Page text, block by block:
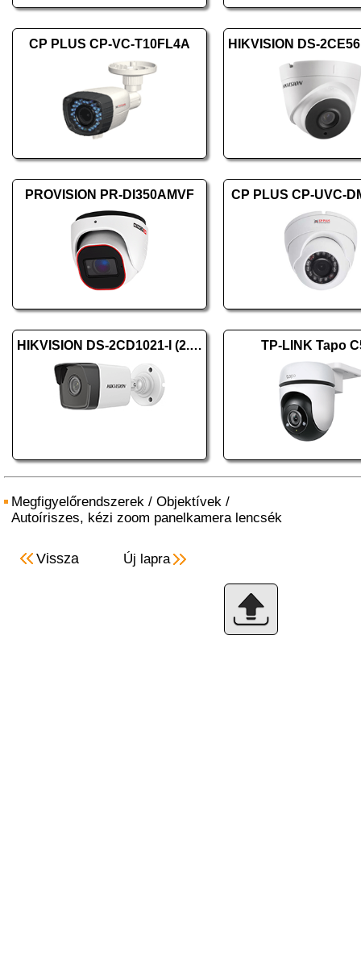
CP PLUS CP-VC-T10FL4A
PROVISION PR-DI350AMVF CP PLUS CP-UVC-
HIKVISION DS-2CD1021-I (2.8mm) (F) TP-LINK Tapo
Megfigyelőrendszerek / Objektívek /
Autoíriszes, kézi zoom panelkamera lencsék
Vissza Új lapra